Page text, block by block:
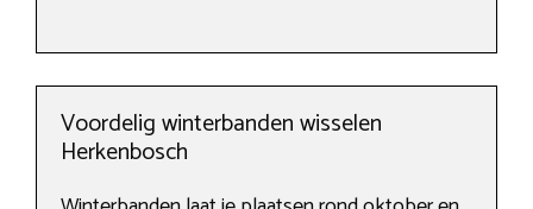
Voordelig winterbanden wisselen
Herkenbosch